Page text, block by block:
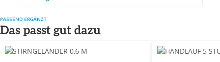
PASSEND ERGÄNZT
Das passt gut dazu